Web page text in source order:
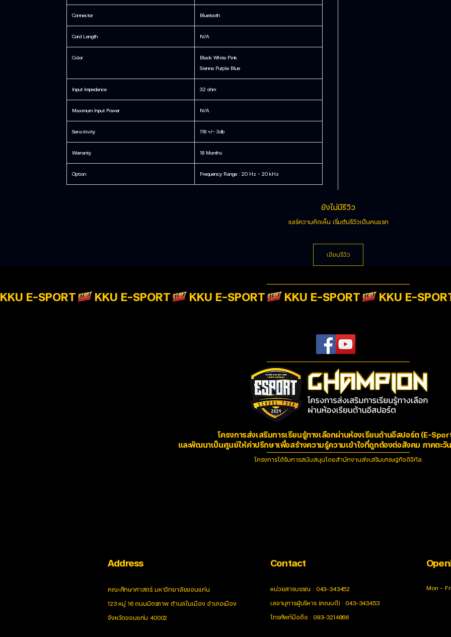
Connector Bluetooth
Cord Length N/A
Color
Black White Pink
Sienna Purple Blue
Input Impedance 32 ohm
Maximum Input Power N/A
Sensitivity 118 +/- 3db
Warranty 18 Months
Option Frequency Range : 20 Hz - 20 kHz
ยังไม่มีรีวิว
แชร์ความคิดเห็น เริ่มต้นรีวิวเป็นคนแรก
เขียนรีวิว
KKU E-SPORT
โครงการส่งเสริมการเรียนรู้ทางเลือกผ่านห้องเรียนด้านอีสปอร์ต (E-
และพัฒนาเป็นศูนย์ให้คำปรึกษาเพื่อสร้างความรู้ความเข้าใจที่ถูกต้องต่อสังคม ภาคตะวั
โครงการได้รับการสนับสนุนโดยสำนักงานส่งเสริมเศรษฐกิจดิจิทัล
Address
คณะศึกษาศาสตร์ มหาวิทยาลัยขอนแก่น
123 หมู่ 16 ถนนมิตรภาพ ตำบลในเมือง อำเภอเมือง
จังหวัดขอนแก่น 40002
Contact
หน่วยสารบรรณ : 043-343452
เลขานุการผู้บริหาร (คณบดี) : 043-343453
โทรศัพท์มือถือ : 093-3214866
Mon - Fri